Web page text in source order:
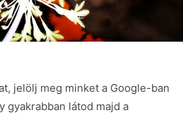
jelölj meg minket a Google-ban
látod majd a